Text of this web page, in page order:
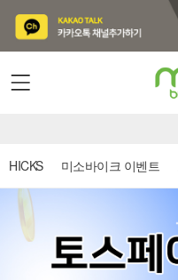
HICKS 미소바이크 이벤트